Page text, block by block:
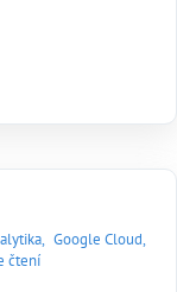
, Google Cloud,
čtení